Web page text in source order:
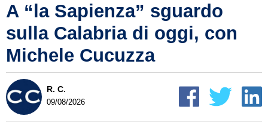
A “la Sapienza” sguardo
sulla Calabria di oggi, con
Michele Cucuzza
R. C.
09/08/2026